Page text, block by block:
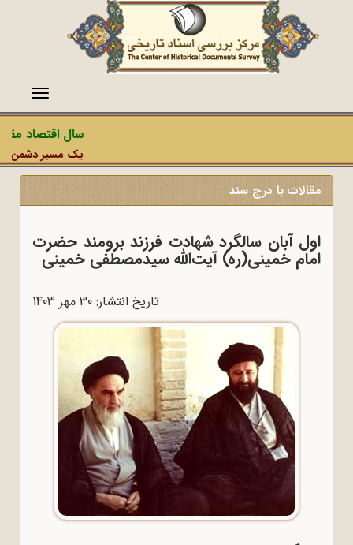
منو
سال اقتصاد
یک مسیر دشمن،
مقالات با درج سند
اول آبان سالگرد شهادت فرزند برومند حضرت
امام خمینی(ره) آیت‌الله سیدمصطفی‌ خمینی
تاریخ انتشار: 30 مهر 1403